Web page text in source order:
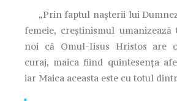
„Prin faptul naşterii lui
femeie, creştinismul umanizează
noi că Omul-Iisus Hristos are
curaj, maica fiind quintesenţa
iar Maica aceasta este cu totul